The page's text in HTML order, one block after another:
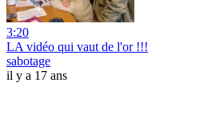
3:20
LA vidéo qui vaut de l'or !!!
sabotage
il y a 17 ans